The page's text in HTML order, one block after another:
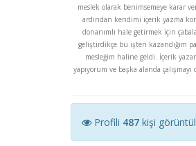
meslek olarak benimsemeye karar
ardından kendimi içerik yazma
donanımlı hale getirmek için
geliştirdikçe bu işten kazandığım
mesleğim haline geldi. İçerik
yapıyorum ve başka alanda
Profili 487 kişi